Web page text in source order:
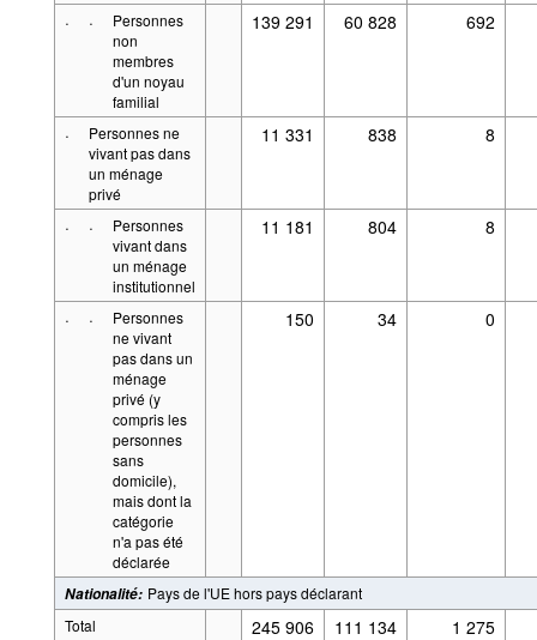
· ·
Personnes
non
membres
d'un noyau
familial
139 291 60 828 692
·
Personnes ne
vivant pas dans
un ménage
privé
11 331 838 8
· ·
Personnes
vivant dans
un ménage
institutionnel
11 181 804 8
· ·
Personnes
ne vivant
pas dans un
ménage
privé (y
compris les
personnes
sans
domicile),
mais dont la
catégorie
n'a pas été
déclarée
150 34 0
Nationalité: Pays de l'UE hors pays déclarant
Total
245 906 111 134
1 275